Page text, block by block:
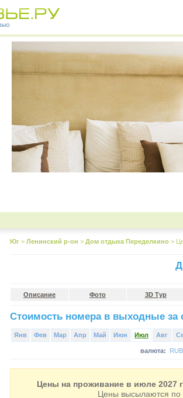
Юг > Ленинский р-он > Дом отдыха Переделкино >
Описание Фото 3D Тур
Стоимость номера в выходные за
Янв Фев Мар Апр Май Июн Июл Авг
валюта: RUB
Цены на проживание в июле 2027
Цены высылаются по